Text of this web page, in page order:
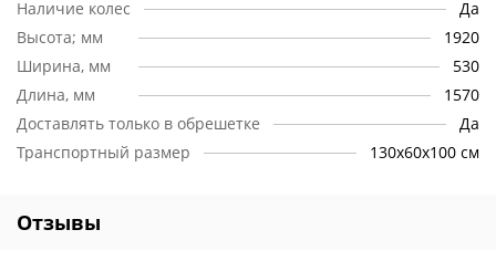
Качество:Мы гарантируем качество приобретаемой Вами
продукции. Мы проверяем продукцию перед отправкой –
растрескивания, искривления и другие дефекты
исключены. Вы можете быть уверены в том, что получите
ваш заказ в целости и сохранности.
Наличие колес
Да
Высота; мм
1920
Ширина, мм
530
Длина, мм
1570
Доставлять только в обрешетке
Да
Транспортный размер
130х60х100 см
Отзывы